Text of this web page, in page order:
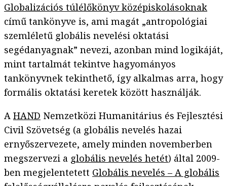
Globalizációs túlélőkönyv középiskolásoknak
című tankönyve is, ami magát „antropológiai
szemléletű globális nevelési oktatási
segédanyagnak” nevezi, azonban mind logikáját,
mint tartalmát tekintve hagyományos
tankönyvnek tekinthető, így alkalmas arra, hogy
formális oktatási keretek között használják.
A HAND Nemzetközi Humanitárius és Fejlesztési
Civil Szövetség (a globális nevelés hazai
ernyőszervezete, amely minden novemberben
megszervezi a globális nevelés hetét) által 2009-
ben megjelentetett Globális nevelés – A globális